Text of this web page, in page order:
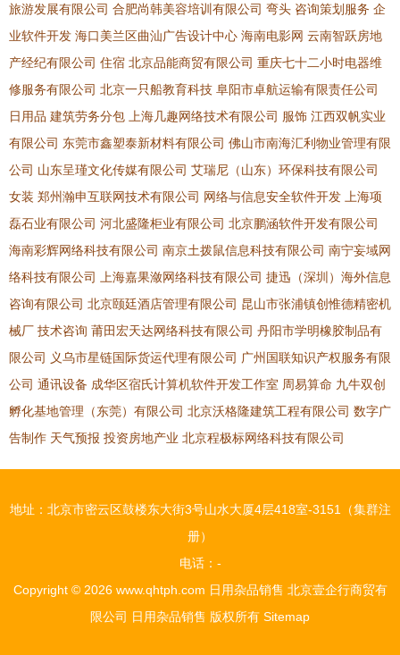
旅游发展有限公司 合肥尚韩美容培训有限公司 弯头 咨询策划服务 企
业软件开发 海口美兰区曲汕广告设计中心 海南电影网 云南智跃房地
产经纪有限公司 住宿 北京品能商贸有限公司 重庆七十二小时电器维
修服务有限公司 北京一只船教育科技 阜阳市卓航运输有限责任公司
日用品 建筑劳务分包 上海几趣网络技术有限公司 服饰 江西双帆实业
有限公司 东莞市鑫塑泰新材料有限公司 佛山市南海汇利物业管理有限
公司 山东呈瑾文化传媒有限公司 艾瑞尼（山东）环保科技有限公司
女装 郑州瀚申互联网技术有限公司 网络与信息安全软件开发
上海项
磊石业有限公司 河北盛隆柜业有限公司 北京鹏涵软件开发有限公司
海南彩辉网络科技有限公司 南京土拨鼠信息科技有限公司 南宁妄域网
络科技有限公司
上海嘉果潋网络科技有限公司 捷迅（深圳）海外信息
咨询有限公司 北京颐廷酒店管理有限公司 昆山市张浦镇创惟德精密机
械厂 技术咨询 莆田宏天达网络科技有限公司 丹阳市学明橡胶制品有
限公司
义乌市星链国际货运代理有限公司 广州国联知识产权服务有限
公司 通讯设备 成华区宿氏计算机软件开发工作室 周易算命 九牛双创
孵化基地管理（东莞）有限公司 北京沃格隆建筑工程有限公司 数字广
告制作 天气预报 投资房地产业 北京程极标网络科技有限公司
地址：北京市密云区鼓楼东大街3号山水大厦4层418室-3151（集群注
册）
电话：-
Copyright © 2026 www.qhtph.com 日用杂品销售 北京壹企行商贸有
限公司 日用杂品销售 版权所有 Sitemap